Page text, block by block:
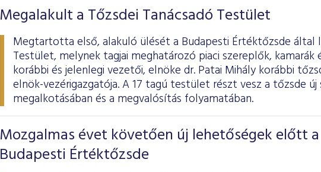
Megalakult a Tőzsdei Tanácsadó Testület
Megtartotta első, alakuló ülését a Budapesti Értéktőzsde által
Testület, melynek tagjai meghatározó piaci szereplők, kamarák
korábbi és jelenlegi vezetői, elnöke dr. Patai Mihály korábbi
elnök-vezérigazgatója. A 17 tagú testület részt vesz a tőzsde új
megalkotásában és a megvalósítás folyamatában.
Mozgalmas évet követően új lehetőségek előtt a
Budapesti Értéktőzsde